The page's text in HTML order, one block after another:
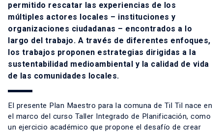
permitido rescatar las experiencias de los
múltiples actores locales – instituciones y
organizaciones ciudadanas – encontrados a lo
largo del trabajo. A través de diferentes enfoques,
los trabajos proponen estrategias dirigidas a la
sustentabilidad medioambiental y la calidad de vida
de las comunidades locales.
El presente Plan Maestro para la comuna de Til Til nace en
el marco del curso Taller Integrado de Planificación, como
un ejercicio académico que propone el desafío de crear